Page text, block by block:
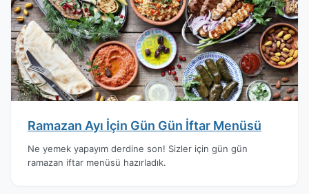
Ramazan Ayı İçin Gün Gün İftar Menüsü
Ne yemek yapayım derdine son! Sizler için gün gün
ramazan iftar menüsü hazırladık.